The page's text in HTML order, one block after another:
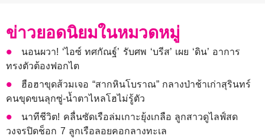
ข่าวยอดนิยมในหมวดหมู่
นอนผวา! ‘ไอซ์ ทศกัณฐ์’ รับศพ ‘บรีส’ เผย ‘ดิน’ อาการ
ทรงตัวต้องฟอกไต
ฮือฮาขุดส้วมเจอ “สากหินโบราณ” กลางป่าช้าเก่าสุรินทร์
คนขุดขนลุกซู่-น้ำตาไหลโฮไม่รู้ตัว
นาทีชีวิต! คลื่นซัดเรือล่มเกาะยุ้งเกลือ ลูกสาวดูไลฟ์สด
วงจรปิดช็อก 7 ลูกเรือลอยคอกลางทะเล